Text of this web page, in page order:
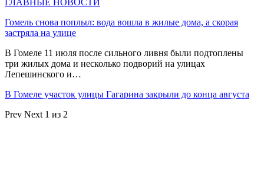
Гомель снова поплыл: вода вошла в жилые дома, а скорая
застряла на улице
В Гомеле 11 июля после сильного ливня были подтоплены
три жилых дома и несколько подворий на улицах
Лепешинского и…
В Гомеле участок улицы Гагарина закрыли до конца августа
Prev Next 1 из 2